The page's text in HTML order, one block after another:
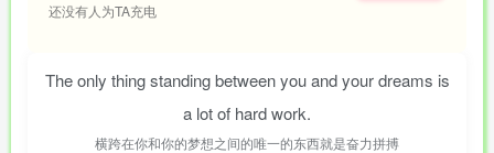
还没有人为TA充电
The only thing standing between you and your dreams is
a lot of hard work.
横跨在你和你的梦想之间的唯一的东西就是奋力拼搏